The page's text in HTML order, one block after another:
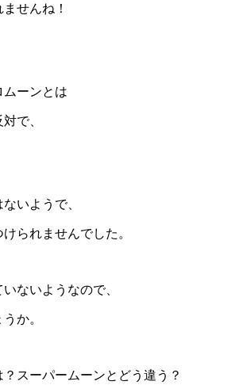
せんね！
ムーンとは
で、
いようで、
られませんでした。
ないようなので、
か。
スーパームーンとどう違う？